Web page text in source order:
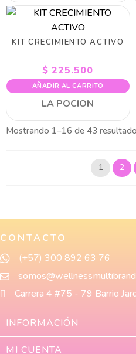
KIT CRECIMIENTO ACTIVO
$ 225.500
AÑADIR AL CARRITO
LA POCION
Mostrando 1–16 de 43
1 2
CONTACTO
(+57) 300 892 63 76
Carrera 4 #75 - 79 Barrio
INFORMACIÓN
MI CUENTA